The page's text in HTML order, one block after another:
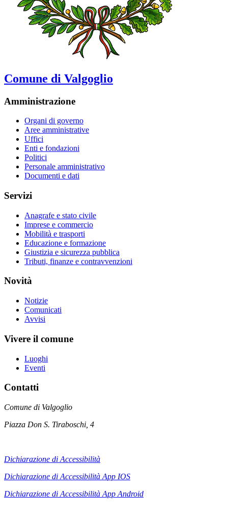
Comune di Valgoglio
Amministrazione
Organi di governo
Aree amministrative
Uffici
Enti e fondazioni
Politici
Personale amministrativo
Documenti e dati
Servizi
Anagrafe e stato civile
Imprese e commercio
Mobilità e trasporti
Educazione e formazione
Giustizia e sicurezza pubblica
Tributi, finanze e contravvenzioni
Novità
Notizie
Comunicati
Avvisi
Vivere il comune
Luoghi
Eventi
Contatti
Comune di Valgoglio
Piazza Don S. Tiraboschi, 4
Dichiarazione di Accessibilità
Dichiarazione di Accessibilità App IOS
Dichiarazione di Accessibilità App Android